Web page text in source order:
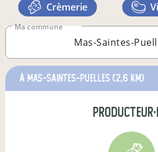
crèmerie
Ma commune
à MAS-SAINTES-PUELLES (2,6 km)